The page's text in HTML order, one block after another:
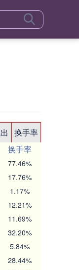
换手率
换手率
77.46%
17.76%
1.17%
12.21%
11.69%
32.20%
5.84%
28.44%